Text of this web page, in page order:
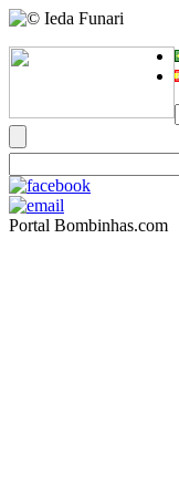
Portal Bombinhas.com